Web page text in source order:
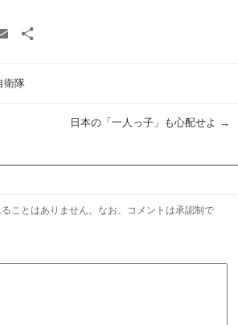
Email
衛隊
日本の「一人っ子」も心配せよ →
ことはありません。なお、コメントは承認制で